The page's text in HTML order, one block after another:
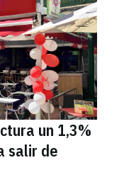
un 1,3%
salir de